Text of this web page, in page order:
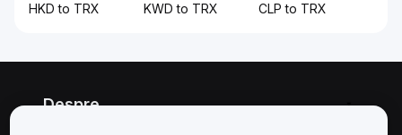
HKD to TRX KWD to TRX CLP to TRX
Despre